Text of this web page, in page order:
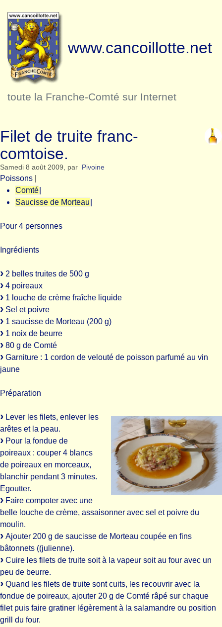
www.cancoillotte.net
toute la Franche-Comté sur Internet
Filet de truite franc-
comtoise.
Samedi 8 août 2009, par Pivoine
Poissons
Comté
Saucisse de Morteau
Pour 4 personnes
Ingrédients
2 belles truites de 500 g
4 poireaux
1 louche de crème fraîche liquide
Sel et poivre
1 saucisse de Morteau (200 g)
1 noix de beurre
80 g de Comté
Garniture : 1 cordon de velouté de poisson parfumé au vin
jaune
Préparation
Lever les filets, enlever les
arêtes et la peau.
Pour la fondue de
poireaux : couper 4 blancs
de poireaux en morceaux,
blanchir pendant 3 minutes.
Egoutter.
Faire compoter avec une
belle louche de crème, assaisonner avec sel et poivre du
moulin.
Ajouter 200 g de saucisse de Morteau coupée en fins
bâtonnets ((julienne).
Cuire les filets de truite soit à la vapeur soit au four avec un
peu de beurre.
Quand les filets de truite sont cuits, les recouvrir avec la
fondue de poireaux, ajouter 20 g de Comté râpé sur chaque
filet puis faire gratiner légèrement à la salamandre ou position
grill du four.